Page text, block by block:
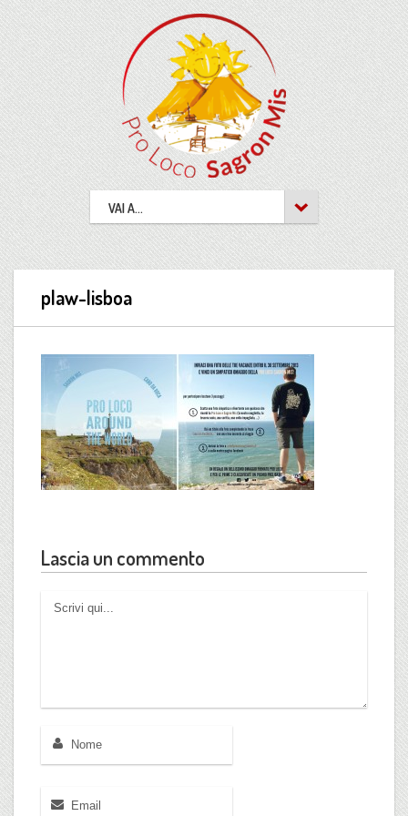
VAI A...
plaw-lisboa
Lascia un commento